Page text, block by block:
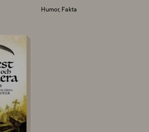
Humor, Fakta